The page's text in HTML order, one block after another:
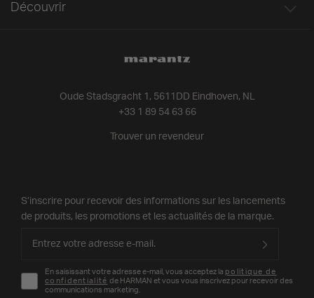
Oude Stadsgracht 1, 5611DD Eindhoven, NL
+33 1 89 54 63 66
Trouver un revendeur
Découvrir
S’inscrire pour recevoir des informations sur les lancements
de produits, les promotions et les actualités de la marque.
En saisissant votre adresse e-mail, vous acceptez la politique de
confidentialité de HARMAN et vous vous inscrivez pour recevoir des
communications marketing.